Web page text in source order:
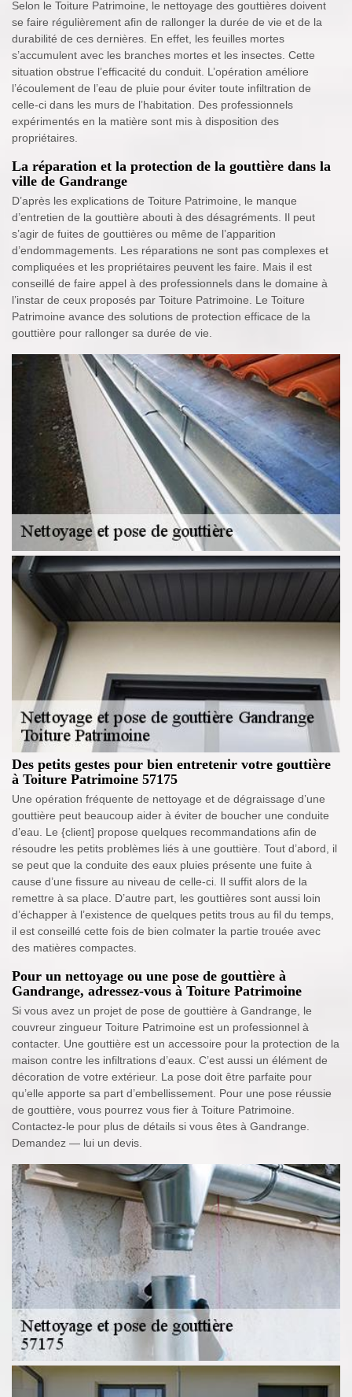
Selon le Toiture Patrimoine, le nettoyage des gouttières doivent
se faire régulièrement afin de rallonger la durée de vie et de la
durabilité de ces dernières. En effet, les feuilles mortes
s’accumulent avec les branches mortes et les insectes. Cette
situation obstrue l’efficacité du conduit. L’opération améliore
l’écoulement de l’eau de pluie pour éviter toute infiltration de
celle-ci dans les murs de l’habitation. Des professionnels
expérimentés en la matière sont mis à disposition des
propriétaires.
La réparation et la protection de la gouttière dans la
ville de Gandrange
D’après les explications de Toiture Patrimoine, le manque
d’entretien de la gouttière abouti à des désagréments. Il peut
s’agir de fuites de gouttières ou même de l’apparition
d’endommagements. Les réparations ne sont pas complexes et
compliquées et les propriétaires peuvent les faire. Mais il est
conseillé de faire appel à des professionnels dans le domaine à
l’instar de ceux proposés par Toiture Patrimoine. Le Toiture
Patrimoine avance des solutions de protection efficace de la
gouttière pour rallonger sa durée de vie.
Des petits gestes pour bien entretenir votre gouttière
à Toiture Patrimoine 57175
Une opération fréquente de nettoyage et de dégraissage d’une
gouttière peut beaucoup aider à éviter de boucher une conduite
d’eau. Le {client] propose quelques recommandations afin de
résoudre les petits problèmes liés à une gouttière. Tout d’abord, il
se peut que la conduite des eaux pluies présente une fuite à
cause d’une fissure au niveau de celle-ci. Il suffit alors de la
remettre à sa place. D’autre part, les gouttières sont aussi loin
d’échapper à l’existence de quelques petits trous au fil du temps,
il est conseillé cette fois de bien colmater la partie trouée avec
des matières compactes.
Pour un nettoyage ou une pose de gouttière à
Gandrange, adressez-vous à Toiture Patrimoine
Si vous avez un projet de pose de gouttière à Gandrange, le
couvreur zingueur Toiture Patrimoine est un professionnel à
contacter. Une gouttière est un accessoire pour la protection de la
maison contre les infiltrations d’eaux. C’est aussi un élément de
décoration de votre extérieur. La pose doit être parfaite pour
qu’elle apporte sa part d’embellissement. Pour une pose réussie
de gouttière, vous pourrez vous fier à Toiture Patrimoine.
Contactez-le pour plus de détails si vous êtes à Gandrange.
Demandez — lui un devis.